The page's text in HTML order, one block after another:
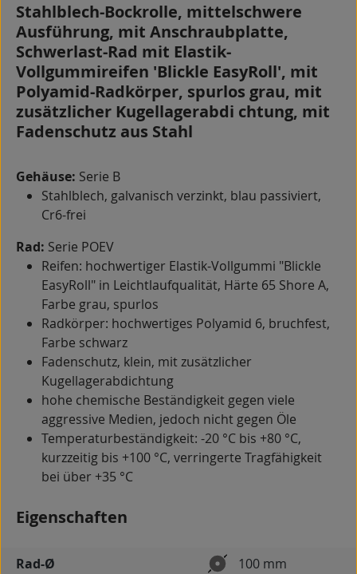
Stahlblech-Bockrolle, mittelschwere
Ausführung, mit Anschraubplatte,
Schwerlast-Rad mit Elastik-
Vollgummireifen 'Blickle EasyRoll', mit
Polyamid-Radkörper, spurlos grau, mit
zusätzlicher Kugellagerabdi chtung, mit
Fadenschutz aus Stahl
Gehäuse: Serie B
Stahlblech, galvanisch verzinkt, blau passiviert,
Cr6-frei
Rad: Serie POEV
Reifen: hochwertiger Elastik-Vollgummi "Blickle
EasyRoll" in Leichtlaufqualität, Härte 65 Shore A,
Farbe grau, spurlos
Radkörper: hochwertiges Polyamid 6, bruchfest,
Farbe schwarz
Fadenschutz, klein, mit zusätzlicher
Kugellagerabdichtung
hohe chemische Beständigkeit gegen viele
aggressive Medien, jedoch nicht gegen Öle
Temperaturbeständigkeit: -20 °C bis +80 °C,
kurzzeitig bis +100 °C, verringerte Tragfähigkeit
bei über +35 °C
Eigenschaften
Rad-Ø
100 mm